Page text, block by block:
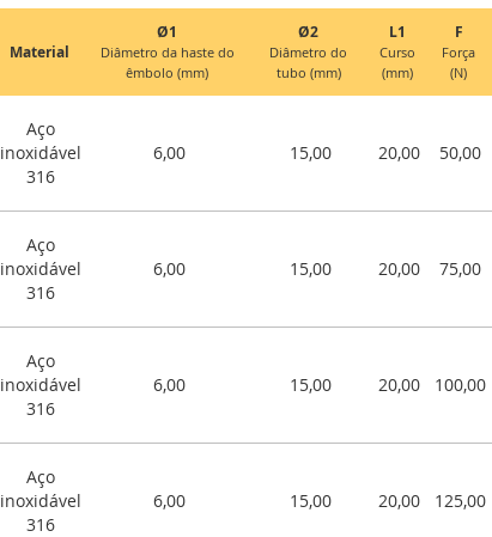
Material
Ø1
Diâmetro da haste do
êmbolo (mm)
Ø2
Diâmetro do
tubo (mm)
L1
Curso
(mm)
F
Força
(N)
Aço
inoxidável
316
6,00 15,00 20,00 50,00
Aço
inoxidável
316
6,00 15,00 20,00 75,00
Aço
inoxidável
316
6,00 15,00 20,00 100,00
Aço
inoxidável
316
6,00 15,00 20,00 125,00